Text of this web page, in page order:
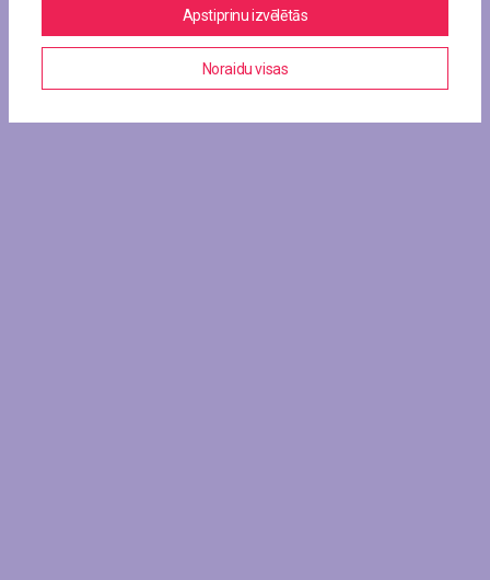
Apstiprinu izvēlētās
Noraidu visas